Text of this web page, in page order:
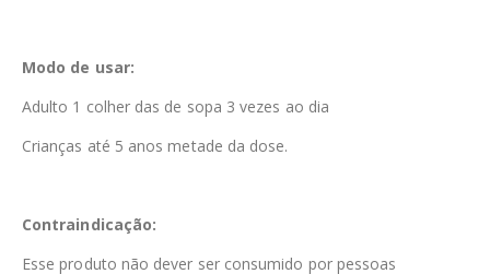
Modo de usar:
Adulto 1 colher das de sopa 3 vezes ao dia
Crianças até 5 anos metade da dose.
Contraindicação:
Esse produto não dever ser consumido por pessoas